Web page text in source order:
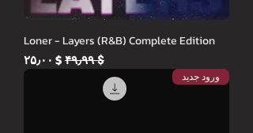
Loner - Layers (R&B) Complete Edition
Regular Price
$ ۴۹٫۹۹ Sale Price
$ ۲۵٫۰۰
ورود جدید